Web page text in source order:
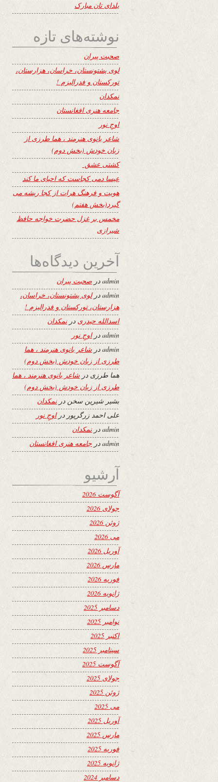
یلدای تان مبارک
نوشته‌های تازه
صحبت پیران
لوی پشتونستان، خراسان، هزارستان،
تورکستان و فدرالیزم !
نمکدان
جامعه هنری افغانستان
اوجِ نور
شاعر بانوی هنرمند ، هما طرزی از
زبان خودش (بخش دوم)
کشتی عشق
عیسا دمی کجاست که احیای ما کند
هویت و فرهنگ هرات از کجا ریشه می
گیرد(بخش هفتم)
مخمس بر غزل حضرت خواجه حافظ
شیرازی
آخرین دیدگاه‌ها
adminدر صحبت پیران
admin درلوی پشتونستان، خراسان،
هزارستان، تورکستان و فدرالیزم !
اسدالله حیدری درنمکدان
adminدراوجِ نور
adminدر شاعر بانوی هنرمند ، هما
طرزی از زبان خودش (بخش دوم)
هما طرزی در شاعر بانوی هنرمند ، هما
طرزی از زبان خودش (بخش دوم)
بشیر شیرین سخن درنمکدان
علی احمد زرگرپور دراوجِ نور
adminدرنمکدان
admin در جامعه هنری افغانستان
آرشیو
آگوست 2026
جولای 2026
ژوئن 2026
می 2026
آوریل 2026
مارس 2026
فوریه 2026
ژانویه 2026
دسامبر 2025
نوامبر 2025
اکتبر 2025
سپتامبر 2025
آگوست 2025
جولای 2025
ژوئن 2025
می 2025
آوریل 2025
مارس 2025
فوریه 2025
ژانویه 2025
دسامبر 2024